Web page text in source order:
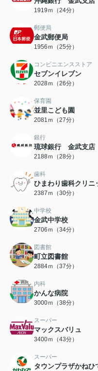
1919ｍ（24分）
郵便局
金武郵便局
1956ｍ（25分）
コンビニエンスストア
セブンイレブン
2028ｍ（26分）
保育園
並里こども園
2081ｍ（27分）
銀行
琉球銀行 金武支店
2188ｍ（28分）
歯科
ひまわり歯科クリニ
2387ｍ（30分）
中学校
金武中学校
2706ｍ（34分）
図書館
町立図書館
2884ｍ（37分）
内科
かんな病院
3000ｍ（38分）
スーパー
マックスバリュ
3400ｍ（43分）
スーパー
タウンプラザかねひ